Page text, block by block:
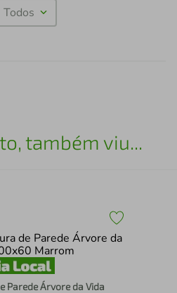
Todos
também viu...
Parede Árvore da Vida